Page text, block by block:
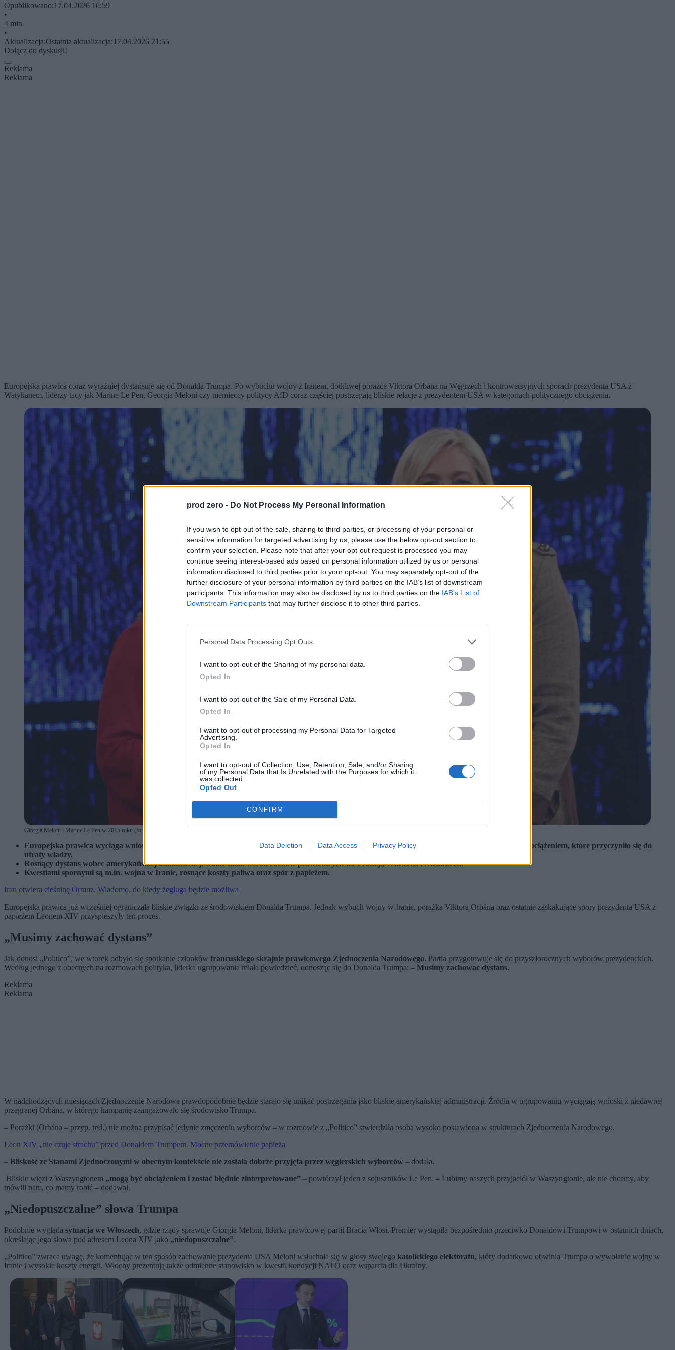
prod zero - Do Not Process My Personal Information
If you wish to opt-out of the sale, sharing to third parties, or processing of your personal or
sensitive information for targeted advertising by us, please use the below opt-out section to
confirm your selection. Please note that after your opt-out request is processed you may
continue seeing interest-based ads based on personal information utilized by us or personal
information disclosed to third parties prior to your opt-out. You may separately opt-out of the
further disclosure of your personal information by third parties on the IAB’s list of downstream
participants. This information may also be disclosed by us to third parties on the IAB’s List of
Downstream Participants that may further disclose it to other third parties.
Personal Data Processing Opt Outs
I want to opt-out of the Sharing of my personal data.
Opted In
I want to opt-out of the Sale of my Personal Data.
Opted In
I want to opt-out of processing my Personal Data for Targeted
Advertising.
Opted In
I want to opt-out of Collection, Use, Retention, Sale, and/or Sharing
of my Personal Data that Is Unrelated with the Purposes for which it
was collected.
Opted Out
CONFIRM
Data Deletion Data Access Privacy Policy
Opublikowano:17.04.2026 16:59
•
4 min
•
Aktualizacja:Ostatnia aktualizacja:17.04.2026 21:55
Dołącz do dyskusji!
Reklama
Reklama
Europejska prawica coraz wyraźniej dystansuje się od Donalda Trumpa. Po wybuchu wojny z Iranem, dotkliwej porażce Viktora Orbána na Węgrzech i kontrowersyjnych sporach prezydenta USA z
Watykanem, liderzy tacy jak Marine Le Pen, Georgia Meloni czy niemieccy politycy AfD coraz częściej postrzegają bliskie relacje z prezydentem USA w kategoriach politycznego obciążenia.
Giorgia Meloni i Marine Le Pen w 2015 roku (fot. ALESSANDRO DI MEO / PAP/EPA / PAP)
Europejska prawica wyciąga wnioski m.in. z sytuacji w Budapeszcie. Ostentacyjna przyjaźń z Donaldem Trumpem stała się dla węgierskiego lidera obciążeniem, które przyczyniło się do
utraty władzy.
Rosnący dystans wobec amerykańskiej administracji widać m.in. wśród ruchów prawicowych we Francji, Włoszech i Niemczech.
Kwestiami spornymi są m.in. wojna w Iranie, rosnące koszty paliwa oraz spór z papieżem.
Iran otwiera cieśninę Ormuz. Wiadomo, do kiedy żegluga będzie możliwa
Europejska prawica już wcześniej ograniczała bliskie związki ze środowiskiem Donalda Trumpa. Jednak wybuch wojny w Iranie, porażka Viktora Orbána oraz ostatnie zaskakujące spory prezydenta USA z
papieżem Leonem XIV przyspieszyły ten proces.
„Musimy zachować dystans”
Jak donosi „Politico”, we wtorek odbyło się spotkanie członków francuskiego skrajnie prawicowego Zjednoczenia Narodowego. Partia przygotowuje się do przyszłorocznych wyborów prezydenckich.
Według jednego z obecnych na rozmowach polityka, liderka ugrupowania miała powiedzieć, odnosząc się do Donalda Trumpa: – Musimy zachować dystans.
Reklama
Reklama
W nadchodzących miesiącach Zjednoczenie Narodowe prawdopodobnie będzie starało się unikać postrzegania jako bliskie amerykańskiej administracji. Źródła w ugrupowaniu wyciągają wnioski z niedawnej
przegranej Orbána, w którego kampanię zaangażowało się środowisko Trumpa.
– Porażki (Orbána – przyp. red.) nie można przypisać jedynie zmęczeniu wyborców – w rozmowie z „Politico” stwierdziła osoba wysoko postawiona w strukturach Zjednoczenia Narodowego.
Leon XIV „nie czuje strachu” przed Donaldem Trumpem. Mocne przemówienie papieża
– Bliskość ze Stanami Zjednoczonymi w obecnym kontekście nie została dobrze przyjęta przez węgierskich wyborców – dodała.
Bliskie więzi z Waszyngtonem „mogą być obciążeniem i zostać błędnie zinterpretowane” – powtórzył jeden z sojuszników Le Pen. – Lubimy naszych przyjaciół w Waszyngtonie, ale nie chcemy, aby
mówili nam, co mamy robić – dodawał.
„Niedopuszczalne” słowa Trumpa
Podobnie wygląda sytuacja we Włoszech, gdzie rządy sprawuje Giorgia Meloni, liderka prawicowej partii Bracia Włosi. Premier wystąpiła bezpośrednio przeciwko Donaldowi Trumpowi w ostatnich dniach,
określając jego słowa pod adresem Leona XIV jako „niedopuszczalne”.
„Politico” zwraca uwagę, że komentując w ten sposób zachowanie prezydenta USA Meloni wsłuchała się w głosy swojego katolickiego elektoratu, który dodatkowo obwinia Trumpa o wywołanie wojny w
Iranie i wysokie koszty energii. Włochy prezentują także odmienne stanowisko w kwestii kondycji NATO oraz wsparcia dla Ukrainy.